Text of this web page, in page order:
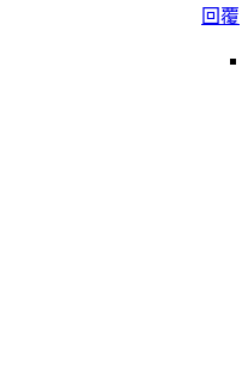
回覆